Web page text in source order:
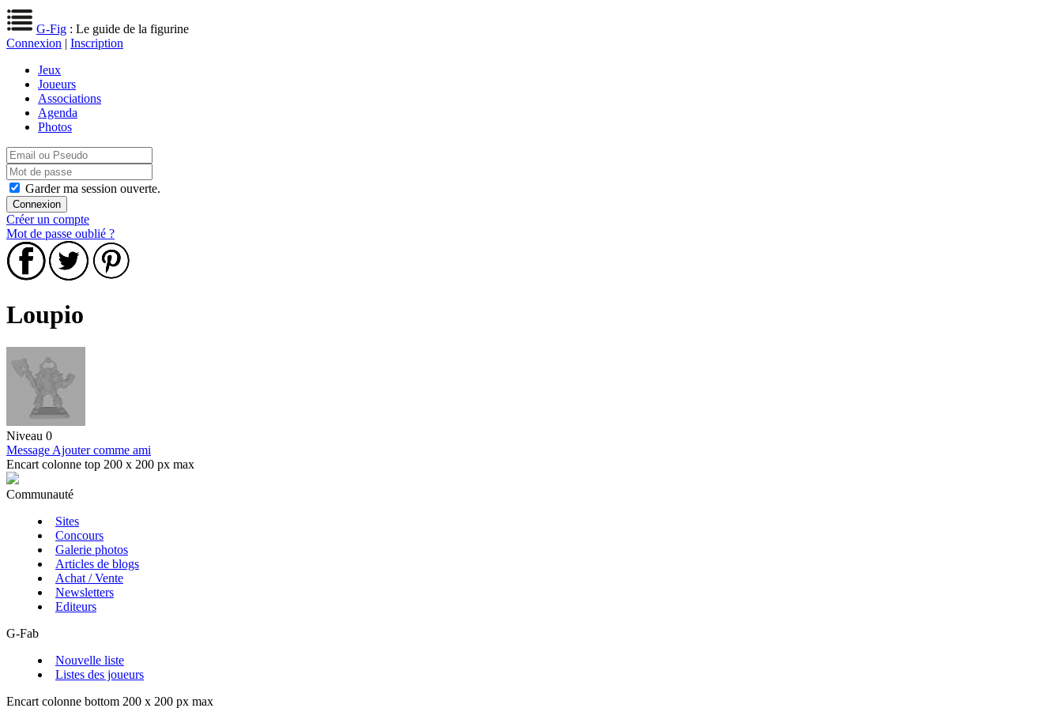
G-Fig : Le guide de la figurine
Connexion | Inscription
Jeux
Joueurs
Associations
Agenda
Photos
Garder ma session ouverte.
Créer un compte
Mot de passe oublié ?
Loupio
Niveau 0
Message Ajouter comme ami
Encart colonne top 200 x 200 px max
Communauté
Sites
Concours
Galerie photos
Articles de blogs
Achat / Vente
Newsletters
Editeurs
G-Fab
Nouvelle liste
Listes des joueurs
Encart colonne bottom 200 x 200 px max